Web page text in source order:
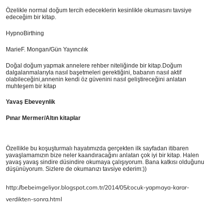
Özelikle normal doğum tercih edeceklerin kesinlikle okumasını tavsiye
edeceğim bir kitap.
HypnoBirthing
MarieF. Mongan/Gün Yayıncılık
Doğal doğum yapmak annelere rehber niteliğinde bir kitap.Doğum
dalgalanmalarıyla nasıl başetmeleri gerektiğini, babanın nasıl aktif
olabileceğini,annenin kendi öz güvenini nasıl geliştireceğini anlatan
muhteşem bir kitap
Yavaş Ebeveynlik
Pınar Mermer/Altın kitaplar
Özellikle bu koşuşturmalı hayatımızda gerçekten ilk sayfadan itibaren
yavaşlamamızın bize neler kaandıracağını anlatan çok iyi bir kitap. Halen
yavaş yavaş sindire düsindire okumaya çalışıyorum. Bana katkısı olduğunu
düşünüyorum. Sizlere de okumanızı tavsiye ederim:))
http://bebeimgeliyor.blogspot.com.tr/2014/05/cocuk-yapmaya-karar-
verdikten-sonra.html